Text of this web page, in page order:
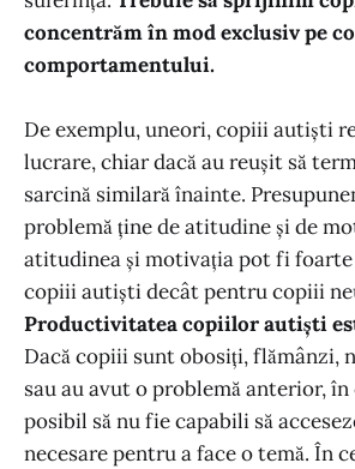
concentrăm în mod exclusiv pe
comportamentului.
De exemplu, uneori, copiii autiști
lucrare, chiar dacă au reușit să
sarcină similară înainte.
problemă ține de atitudine și de
atitudinea și motivația pot fi
copiii autiști decât pentru copiii
Productivitatea copiilor autiști
Dacă copiii sunt obosiți, flămânzi,
sau au avut o problemă anterior,
posibil să nu fie capabili să
necesare pentru a face o temă. În